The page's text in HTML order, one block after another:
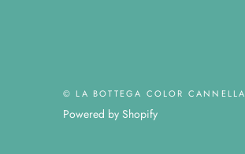
© LA BOTTEGA COLOR CANNELLA
Powered by Shopify